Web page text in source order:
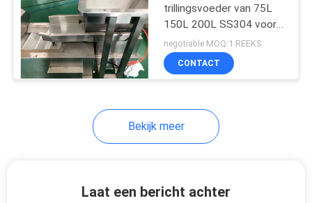
trillingsvoeder van 75L
150L 200L SS304 voor
z-type
emmertransportbanden
negotiable MOQ:1 REEKS
CONTACT
Bekijk meer
Laat een bericht achter